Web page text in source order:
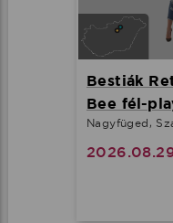
Bestiák
Bee fél-
Nagyfüged,